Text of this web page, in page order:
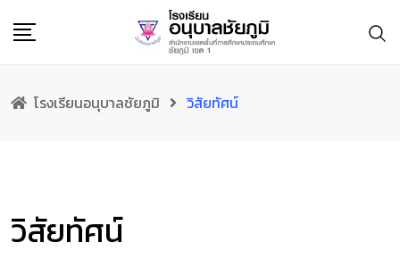
โรงเรียนอนุบาลชัยภูมิ วิสัยทัศน์
วิสัยทัศน์